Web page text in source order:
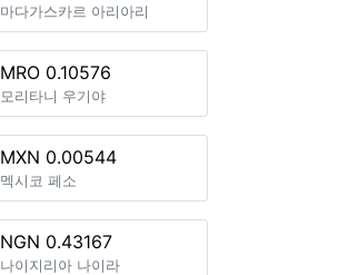
마다가스카르 아리아리
MRO 0.10576
모리타니 우기야
MXN 0.00544
멕시코 페소
NGN 0.43167
나이지리아 나이라